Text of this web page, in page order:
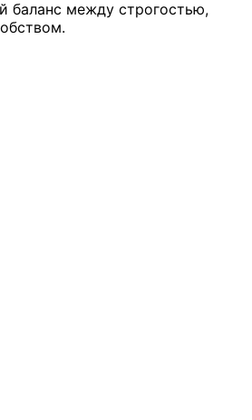
баланс между строгостью,